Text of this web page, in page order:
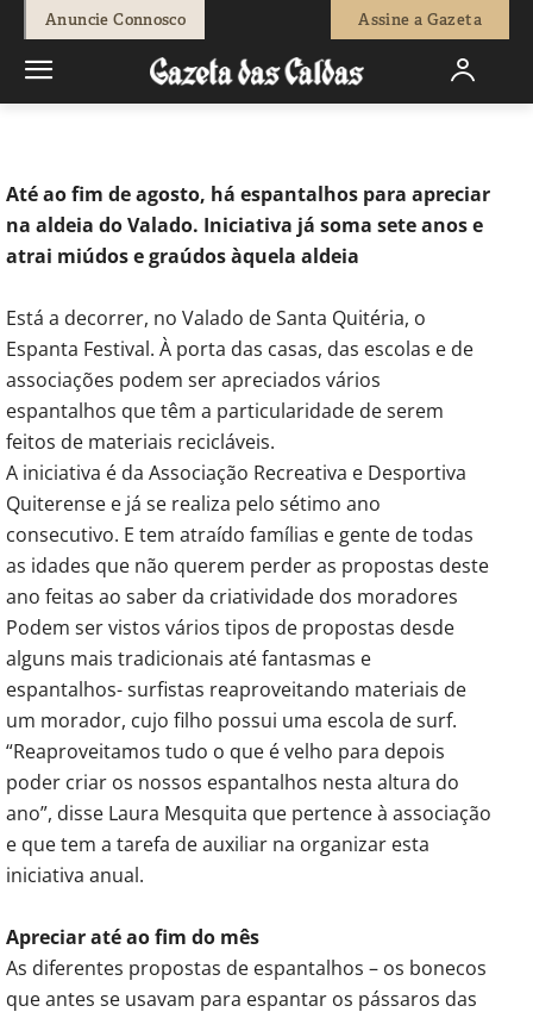
Anuncie Connosco Assine a Gazeta
Natacha Narciso 934 0
Até ao fim de agosto, há espantalhos para apreciar
na aldeia do Valado. Iniciativa já soma sete anos e
atrai miúdos e graúdos àquela aldeia
Está a decorrer, no Valado de Santa Quitéria, o
Espanta Festival. À porta das casas, das escolas e de
associações podem ser apreciados vários
espantalhos que têm a particularidade de serem
feitos de materiais recicláveis.
A iniciativa é da Associação Recreativa e Desportiva
Quiterense e já se realiza pelo sétimo ano
consecutivo. E tem atraído famílias e gente de todas
as idades que não querem perder as propostas deste
ano feitas ao saber da criatividade dos moradores
Podem ser vistos vários tipos de propostas desde
alguns mais tradicionais até fantasmas e
espantalhos- surfistas reaproveitando materiais de
um morador, cujo filho possui uma escola de surf.
“Reaproveitamos tudo o que é velho para depois
poder criar os nossos espantalhos nesta altura do
ano”, disse Laura Mesquita que pertence à associação
e que tem a tarefa de auxiliar na organizar esta
iniciativa anual.
Apreciar até ao fim do mês
As diferentes propostas de espantalhos – os bonecos
que antes se usavam para espantar os pássaros das